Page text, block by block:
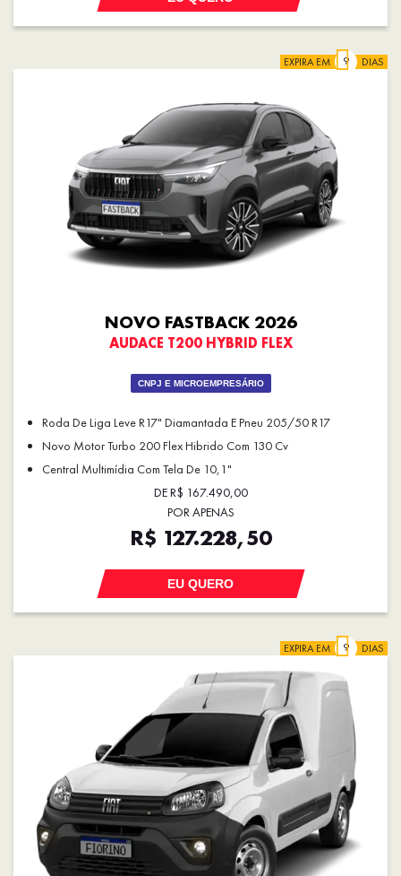
EXPIRA EM DIAS
NOVO FASTBACK 2026
AUDACE T200 HYBRID FLEX
CNPJ E MICROEMPRESÁRIO
Roda De Liga Leve R17" Diamantada E Pneu 205/50 R17
Novo Motor Turbo 200 Flex Hibrido Com 130 Cv
Central Multimídia Com Tela De 10,1"
DE R$ 167.490,00
POR APENAS
R$ 127.228,50
EU QUERO
EXPIRA EM DIAS